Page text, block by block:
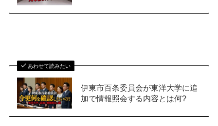
あわせて読みたい
伊東市百条委員会が東洋大学に追
加で情報照会する内容とは何?